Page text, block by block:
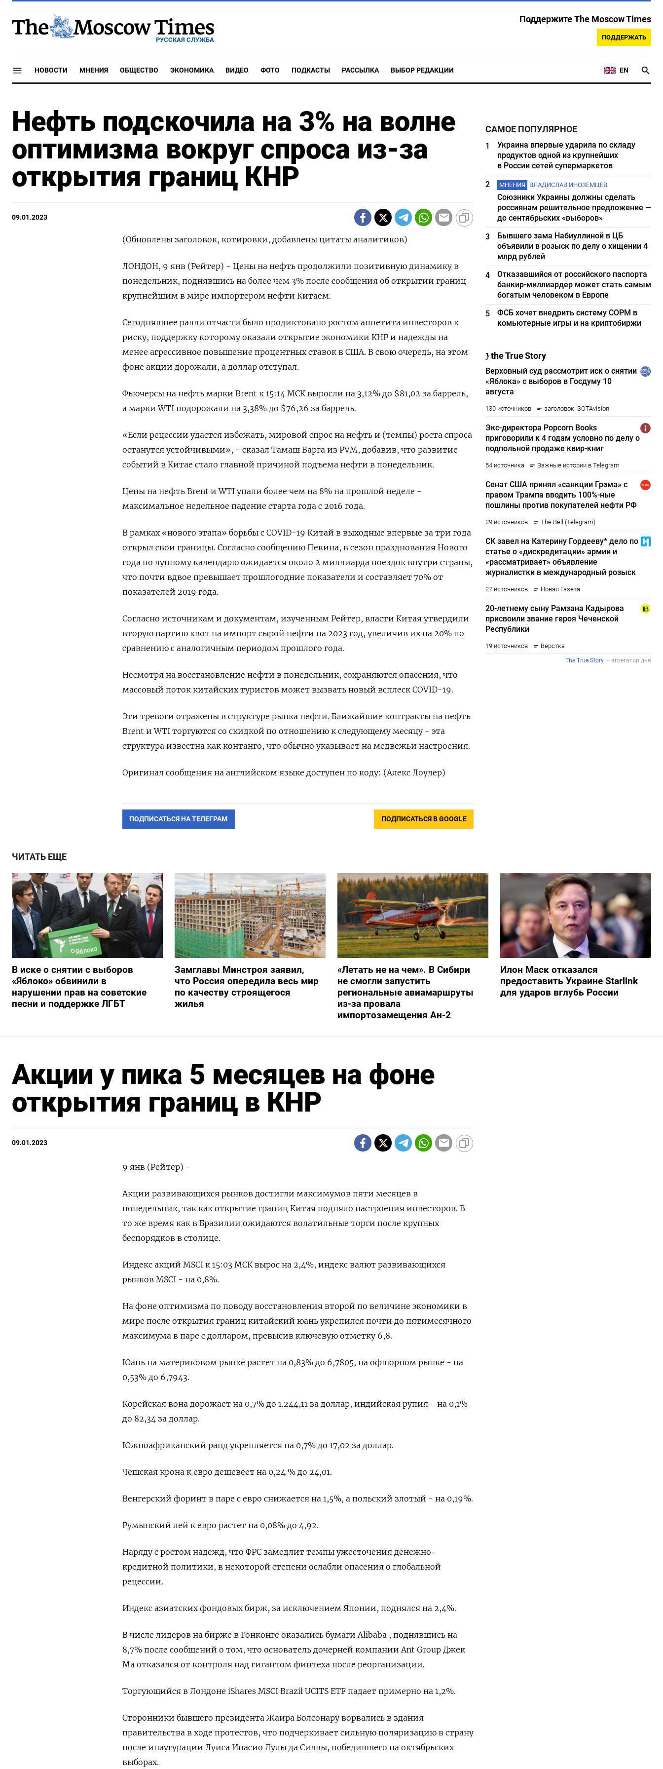
РУССКАЯ СЛУЖБА
Поддержите The Moscow Times
ПОДДЕРЖАТЬ
НОВОСТИ МНЕНИЯ ОБЩЕСТВО ЭКОНОМИКА ВИДЕО ФОТО ПОДКАСТЫ РАССЫЛКА ВЫБОР РЕДАКЦИИ EN
Нефть подскочила на 3% на волне
оптимизма вокруг спроса из-за
открытия границ КНР
09.01.2023
(Обновлены заголовок, котировки, добавлены цитаты аналитиков)
ЛОНДОН, 9 янв (Рейтер) - Цены на нефть продолжили позитивную динамику в
понедельник, поднявшись на более чем 3% после сообщения об открытии границ
крупнейшим в мире импортером нефти Китаем.
Сегодняшнее ралли отчасти было продиктовано ростом аппетита инвесторов к
риску, поддержку которому оказали открытие экономики КНР и надежды на
менее агрессивное повышение процентных ставок в США. В свою очередь, на этом
фоне акции дорожали, а доллар отступал.
Фьючерсы на нефть марки Brent к 15:14 МСК выросли на 3,12% до $81,02 за баррель,
а марки WTI подорожали на 3,38% до $76,26 за баррель.
«Если рецессии удастся избежать, мировой спрос на нефть и (темпы) роста спроса
останутся устойчивыми», - сказал Тамаш Варга из PVM, добавив, что развитие
событий в Китае стало главной причиной подъема нефти в понедельник.
Цены на нефть Brent и WTI упали более чем на 8% на прошлой неделе -
максимальное недельное падение старта года с 2016 года.
В рамках «нового этапа» борьбы с COVID-19 Китай в выходные впервые за три года
открыл свои границы. Согласно сообщению Пекина, в сезон празднования Нового
года по лунному календарю ожидается около 2 миллиарда поездок внутри страны,
что почти вдвое превышает прошлогодние показатели и составляет 70% от
показателей 2019 года.
Согласно источникам и документам, изученным Рейтер, власти Китая утвердили
вторую партию квот на импорт сырой нефти на 2023 год, увеличив их на 20% по
сравнению с аналогичным периодом прошлого года.
Несмотря на восстановление нефти в понедельник, сохраняются опасения, что
массовый поток китайских туристов может вызвать новый всплеск COVID-19.
Эти тревоги отражены в структуре рынка нефти. Ближайшие контракты на нефть
Brent и WTI торгуются со скидкой по отношению к следующему месяцу - эта
структура известна как контанго, что обычно указывает на медвежьи настроения.
Оригинал сообщения на английском языке доступен по коду: (Алекс Лоулер)
ПОДПИСАТЬСЯ НА ТЕЛЕГРАМ ПОДПИСАТЬСЯ В GOOGLE
САМОЕ ПОПУЛЯРНОЕ
1
Украина впервые ударила по складу
продуктов одной из крупнейших
в России сетей супермаркетов
2
МНЕНИЯ ВЛАДИСЛАВ ИНОЗЕМЦЕВ
Союзники Украины должны сделать
россиянам решительное предложение —
до сентябрьских «выборов»
3
Бывшего зама Набиуллиной в ЦБ
объявили в розыск по делу о хищении 4
млрд рублей
4
Отказавшийся от российского паспорта
банкир-миллиардер может стать самым
богатым человеком в Европе
5
ФСБ хочет внедрить систему СОРМ в
комьютерные игры и на криптобиржи
ЧИТАТЬ ЕЩЕ
В иске о снятии с выборов
«Яблоко» обвинили в
нарушении прав на советские
песни и поддержке ЛГБТ
Замглавы Минстроя заявил,
что Россия опередила весь мир
по качеству строящегося
жилья
«Летать не на чем». В Сибири
не смогли запустить
региональные авиамаршруты
из-за провала
импортозамещения Ан-2
Илон Маск отказался
предоставить Украине Starlink
для ударов вглубь России
Акции у пика 5 месяцев на фоне
открытия границ в КНР
09.01.2023
9 янв (Рейтер) -
Акции развивающихся рынков достигли максимумов пяти месяцев в
понедельник, так как открытие границ Китая подняло настроения инвесторов. В
то же время как в Бразилии ожидаются волатильные торги после крупных
беспорядков в столице.
Индекс акций MSCI к 15:03 МСК вырос на 2,4%, индекс валют развивающихся
рынков MSCI - на 0,8%.
На фоне оптимизма по поводу восстановления второй по величине экономики в
мире после открытия границ китайский юань укрепился почти до пятимесячного
максимума в паре с долларом, превысив ключевую отметку 6,8.
Юань на материковом рынке растет на 0,83% до 6,7805​, на офшорном рынке - на
0,53% до 6,7943.
Корейская вона дорожает на 0,7% до 1.244,11 за доллар, индийская рупия - на 0,1%
до 82,34 за доллар.
Южноафриканский ранд укрепляется на 0,7% до 17,02 за доллар.
Чешская крона к евро дешевеет на 0,24 % до 24,01.
Венгерский форинт в паре с евро снижается на 1,5%, а польский злотый - на 0,19%.
Румынский лей к евро растет на 0,08% до 4,92.
Наряду с ростом надежд, что ФРС замедлит темпы ужесточения денежно-
кредитной политики, в некоторой степени ослабли опасения о глобальной
рецессии.
Индекс азиатских фондовых бирж, за исключением Японии, поднялся на 2,4%.
В числе лидеров на бирже в Гонконге оказались бумаги Alibaba , поднявшись на
8,7% после сообщений о том, что основатель дочерней компании Ant Group Джек
Ма отказался от контроля над гигантом финтеха после реорганизации.
Торгующийся в Лондоне iShares MSCI Brazil UCITS ETF падает примерно на 1,2%.
Сторонники бывшего президента Жаира Болсонару ворвались в здания
правительства в ходе протестов, что подчеркивает сильную поляризацию в страну
после инаугурации Луиса Инасио Лулы да Силвы, победившего на октябрьских
выборах.